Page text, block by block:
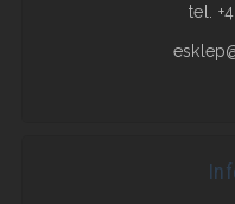
tel.